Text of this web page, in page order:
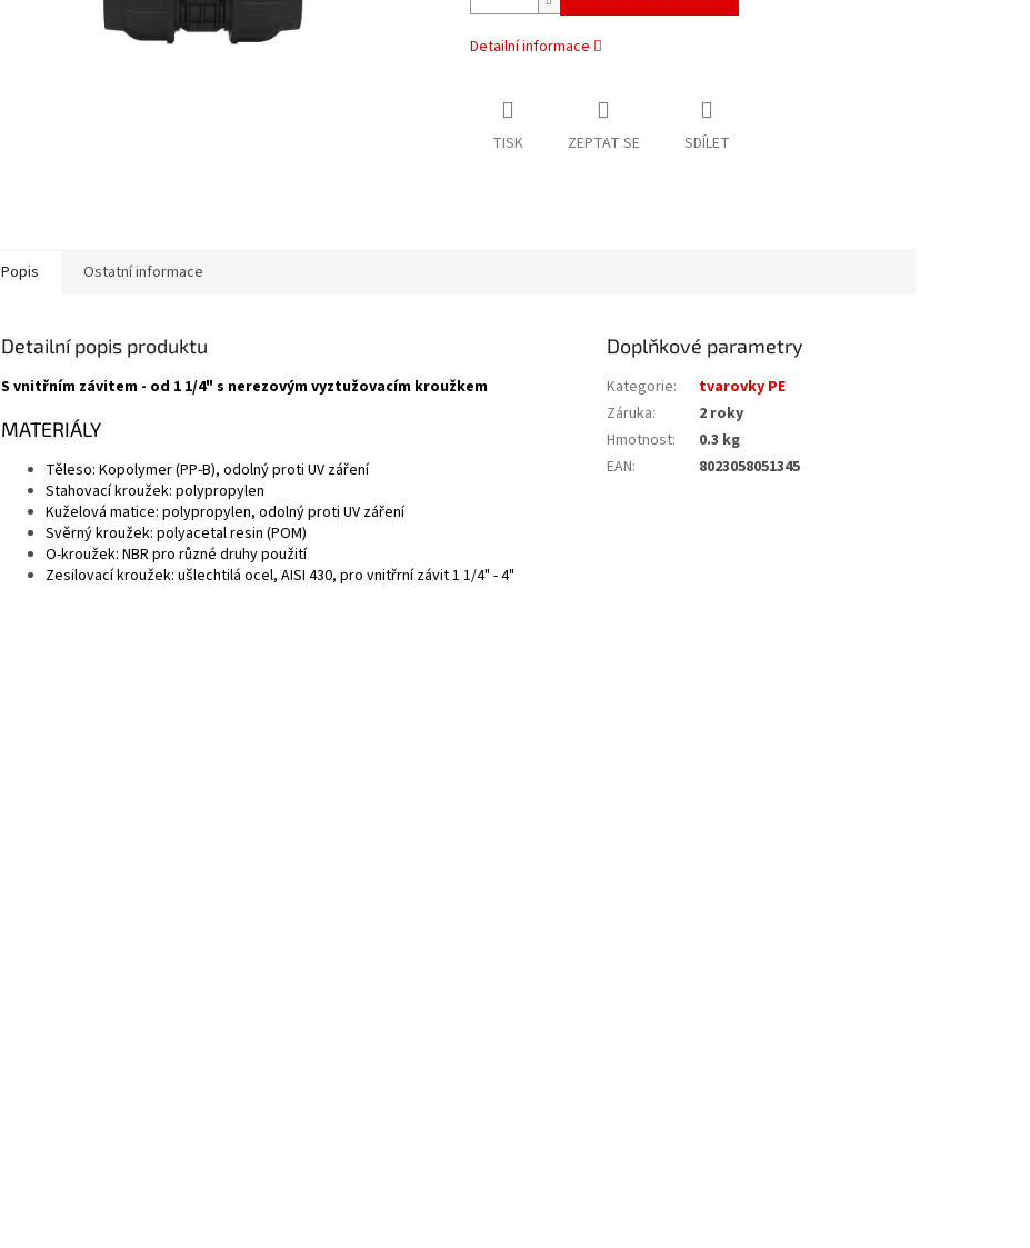
Detailní informace
TISK ZEPTAT SE SDÍLET
Popis Ostatní informace
Detailní popis produktu
S vnitřním závitem - od 1 1/4" s nerezovým vyztužovacím kroužkem
MATERIÁLY
Těleso: Kopolymer (PP-B), odolný proti UV záření
Stahovací kroužek: polypropylen
Kuželová matice: polypropylen, odolný proti UV záření
Svěrný kroužek: polyacetal resin (POM)
O-kroužek: NBR pro různé druhy použití
Zesilovací kroužek: ušlechtilá ocel, AISI 430, pro vnitřrní závit 1 1/4" - 4"
Doplňkové parametry
Kategorie:
tvarovky PE
Záruka:
2 roky
Hmotnost:
0.3 kg
EAN: 8023058051345